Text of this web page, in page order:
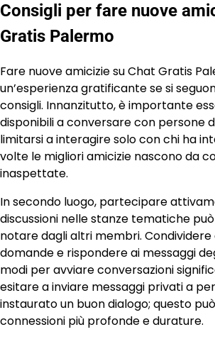
Consigli per fare nuove
Gratis Palermo
Fare nuove amicizie su Chat Gratis
un’esperienza gratificante se si
consigli. Innanzitutto, è importante
disponibili a conversare con persone
limitarsi a interagire solo con chi ha
volte le migliori amicizie nascono da
inaspettate.
In secondo luogo, partecipare
discussioni nelle stanze tematiche
notare dagli altri membri. Condividere
domande e rispondere ai messaggi
modi per avviare conversazioni
esitare a inviare messaggi privati a
instaurato un buon dialogo; questo
connessioni più profonde e durature.